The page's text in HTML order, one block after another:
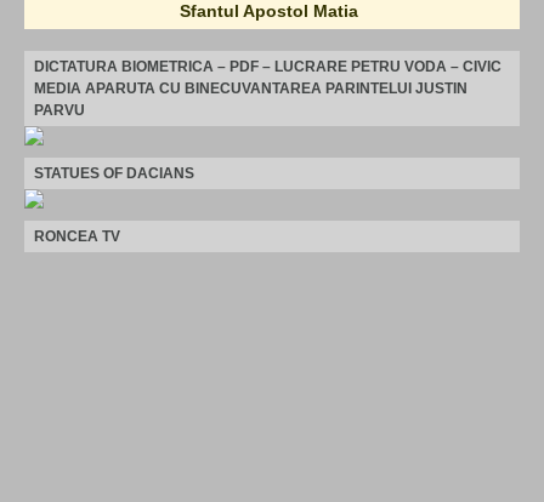
Sfantul Apostol Matia
DICTATURA BIOMETRICA – PDF – LUCRARE PETRU VODA – CIVIC
MEDIA APARUTA CU BINECUVANTAREA PARINTELUI JUSTIN
PARVU
STATUES OF DACIANS
RONCEA TV